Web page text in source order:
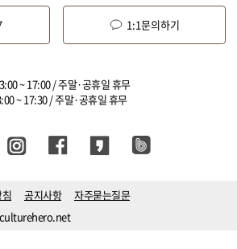
1:1문의하기
~ 17:00 / 주말·공휴일 휴무
~ 17:30 / 주말·공휴일 휴무
공지사항
자주묻는질문